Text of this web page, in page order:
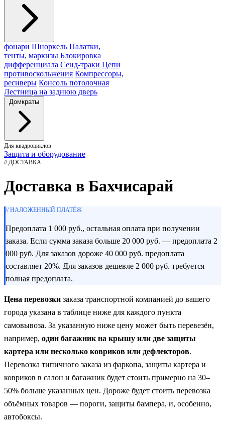
фонари Шноркель Палатки,
тенты, маркизы Блокировка
дифференциала Сенд-траки Цепи
противоскольжения Компрессоры,
ресиверы Консоль потолочная
Лестница на заднюю дверь
Домкраты
Для квадроциклов
Защита и оборудование
// ДОСТАВКА
Доставка в Бахчисарай
// НАЛОЖЕННЫЙ ПЛАТЁЖ
Предоплата 1 000 руб., остальная оплата при получении
заказа. Если сумма заказа больше 20 000 руб. — предоплата 2
000 руб. Для заказов дороже 40 000 руб. предоплата
составляет 20%. Для заказов дешевле 2 000 руб. требуется
полная предоплата.
Цена перевозки заказа транспортной компанией до вашего
города указана в таблице ниже для каждого пункта
самовывоза. За указанную ниже цену может быть перевезён,
например, один багажник на крышу или две защиты
картера или несколько ковриков или дефлекторов.
Перевозка типичного заказа из фаркопа, защиты картера и
ковриков в салон и багажник будет стоить примерно на 30–
50% больше указанных цен. Дороже будет стоить перевозка
объёмных товаров — пороги, защиты бампера, и, особенно,
автобоксы.